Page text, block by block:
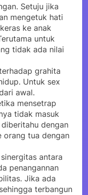
Setuju jika
mengetuk hati
ke anak
untuk
tidak ada nilai
grahita
Untuk sex
awal.
mensetrap
tidak masuk
dengan
orang tua dengan
antara
penangannan
Jika ada
terbangun